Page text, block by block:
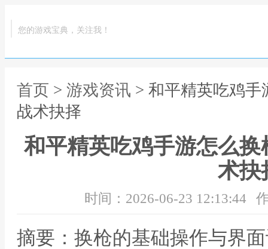
您的游戏宝典，关注我！
首页 > 游戏资讯 > 和平精英吃鸡
战术抉择
和平精英吃鸡手游怎么
术抉
时间：2026-06-23 12:13:44
摘要：换枪的基础操作与界